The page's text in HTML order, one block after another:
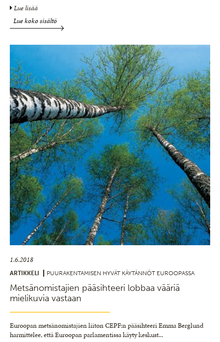
Lue lisää
Lue koko sisältö
1.6.2018
ARTIKKELI PUURAKENTAMISEN HYVÄT KÄYTÄNNÖT EUROOPASSA
Metsänomistajien pääsihteeri lobbaa vääriä
mielikuvia vastaan
Euroopan metsänomistajien liiton CEPF:n pääsihteeri Emma Berglund
harmittelee, että Euroopan parlamentissa käyty keskust...